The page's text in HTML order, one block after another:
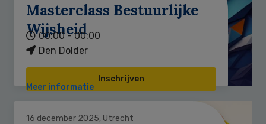
Masterclass Bestuurlijke
Wijsheid
00:00 - 00:00
Den Dolder
Inschrijven
Meer informatie
16 december 2025, Utrecht